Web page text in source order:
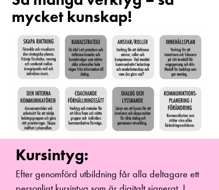
mycket kunskap!
Kursintyg:
Efter genomförd utbildning får alla deltagare ett